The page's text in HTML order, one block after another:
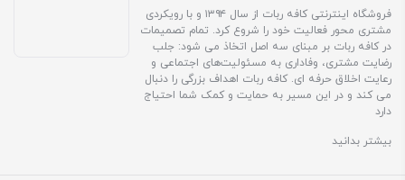
فروشگاه اینترنتی کافه ربات از سال ۱۳۹۴ و با رویکردی
مشتری محور فعالیت خود را شروع کرد. تمام تصمیمات
در کافه ربات بر مبنای سه اصل اتخاذ می شود: جلب
رضایت مشتری، وفاداری به مسئولیت‌های اجتماعی و
رعایت اخلاق حرفه ای. کافه ربات اهداف بزرگی را دنبال
می کند و در این مسیر به حمایت و کمک شما احتیاج
دارد
بیشتر بدانید